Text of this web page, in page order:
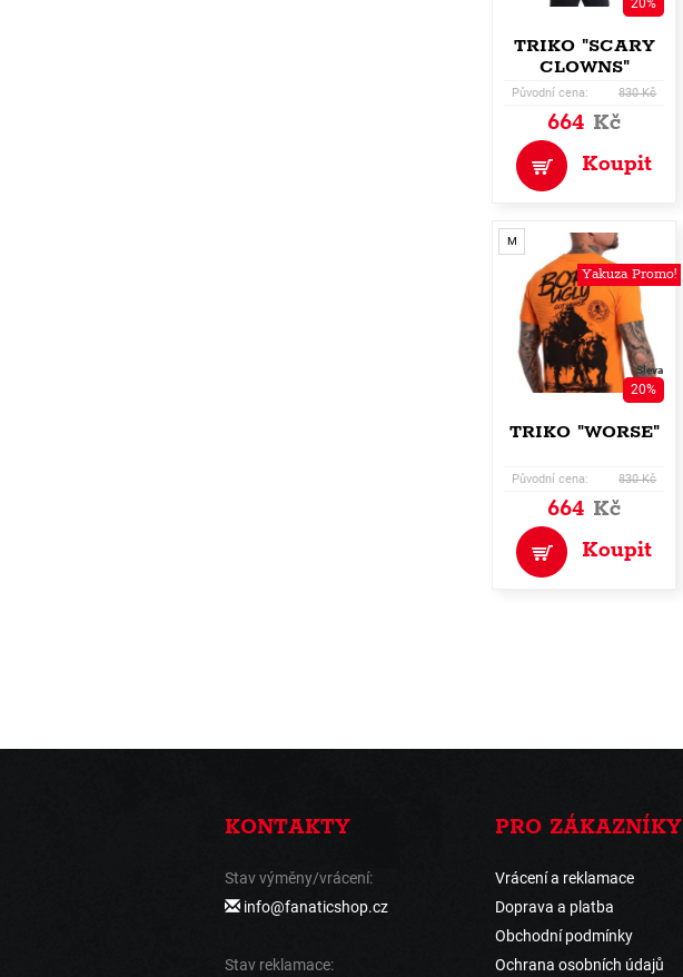
20%
TRIKO "SCARY
CLOWNS"
Původní cena: 830 Kč
664 Kč
Koupit
Yakuza Promo!
M
Sleva
20%
TRIKO "WORSE"
Původní cena: 830 Kč
664 Kč
Koupit
KONTAKTY
Stav výměny/vrácení:
info@fanaticshop.cz
Stav reklamace:
PRO ZÁKAZNÍKY
Vrácení a reklamace
Doprava a platba
Obchodní podmínky
Ochrana osobních údajů